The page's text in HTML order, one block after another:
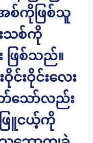
အစ်ကိုဖြစ်သူ
သစ်ကို
ဖြစ်သည်။
င်းဝိုင်းလေး
သော်လည်း
ဖြူငယ့်ကို